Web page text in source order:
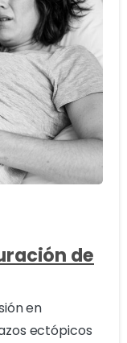
de
en
ectópicos